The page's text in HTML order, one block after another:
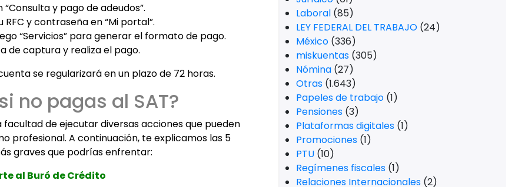
“Consulta y pago de adeudos”.
RFC y contraseña en “Mi portal”.
“Servicios” para generar el formato de pago.
de captura y realiza el pago.
se regularizará en un plazo de 72 horas.
no pagas al SAT?
facultad de ejecutar diversas acciones que pueden
profesional. A continuación, te explicamos las 5
graves que podrías enfrentar:
al Buró de Crédito
Laboral (85)
LEY FEDERAL DEL TRABAJO (24)
México (336)
miskuentas (305)
Nómina (27)
Otras (1.643)
Papeles de trabajo (1)
Pensiones (3)
Plataformas digitales (1)
Promociones (1)
PTU (10)
Regímenes fiscales (1)
Relaciones Internacionales (2)